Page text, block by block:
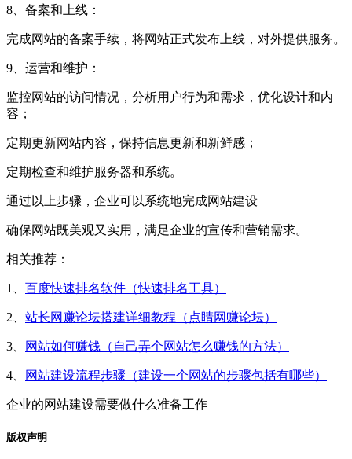
8、备案和上线：
完成网站的备案手续，将网站正式发布上线，对外提供服务。
9、运营和维护：
监控网站的访问情况，分析用户行为和需求，优化设计和内
容；
定期更新网站内容，保持信息更新和新鲜感；
定期检查和维护服务器和系统。
通过以上步骤，企业可以系统地完成网站建设
确保网站既美观又实用，满足企业的宣传和营销需求。
相关推荐：
1、 百度快速排名软件（快速排名工具）
2、 站长网赚论坛搭建详细教程（点睛网赚论坛）
3、 网站如何赚钱（自己弄个网站怎么赚钱的方法）
4、 网站建设流程步骤（建设一个网站的步骤包括有哪些）
企业的网站建设需要做什么准备工作
版权声明